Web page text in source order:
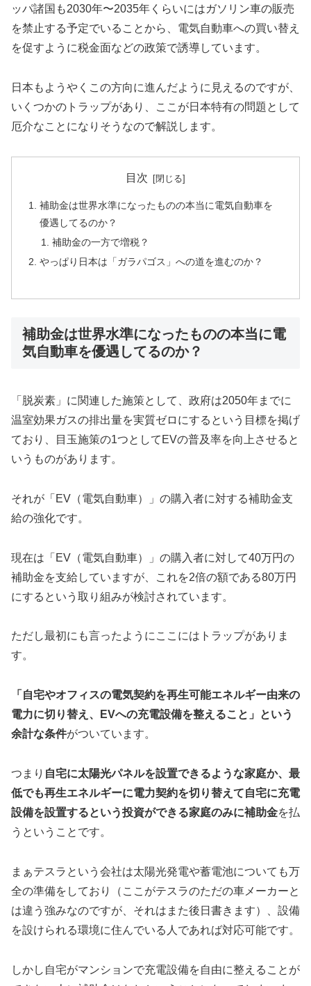
ッパ諸国も2030年〜2035年くらいにはガソリン車の販売
を禁止する予定でいることから、電気自動車への買い替え
を促すように税金面などの政策で誘導しています。
日本もようやくこの方向に進んだように見えるのですが、
いくつかのトラップがあり、ここが日本特有の問題として
厄介なことになりそうなので解説します。
目次
補助金は世界水準になったものの本当に電気自動車を
優遇してるのか？
補助金の一方で増税？
やっぱり日本は「ガラパゴス」への道を進むのか？
補助金は世界水準になったものの本当に電
気自動車を優遇してるのか？
「脱炭素」に関連した施策として、政府は2050年までに
温室効果ガスの排出量を実質ゼロにするという目標を掲げ
ており、目玉施策の1つとしてEVの普及率を向上させると
いうものがあります。
それが「EV（電気自動車）」の購入者に対する補助金支
給の強化です。
現在は「EV（電気自動車）」の購入者に対して40万円の
補助金を支給していますが、これを2倍の額である80万円
にするという取り組みが検討されています。
ただし最初にも言ったようにここにはトラップがありま
す。
「自宅やオフィスの電気契約を再生可能エネルギー由来の
電力に切り替え、EVへの充電設備を整えること」という
余計な条件がついています。
つまり 自宅に太陽光パネルを設置できるような家庭か、最
低でも再生エネルギーに電力契約を切り替えて自宅に充電
設備を設置するという投資ができる家庭のみに補助金を払
うということです。
まぁテスラという会社は太陽光発電や蓄電池についても万
全の準備をしており（ここがテスラのただの車メーカーと
は違う強みなのですが、それはまた後日書きます）、設備
を設けられる環境に住んでいる人であれば対応可能です。
しかし自宅がマンションで充電設備を自由に整えることが